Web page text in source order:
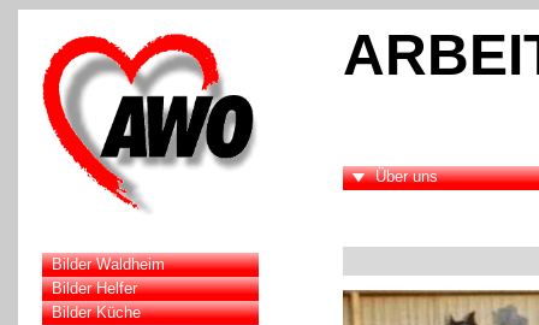
Über uns
Bilder Waldheim
Bilder Helfer
Bilder Küche